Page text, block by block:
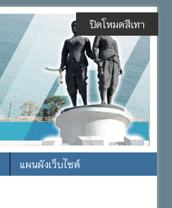
แผนผังเว็บไซต์
ปิดโหมดสีเทา